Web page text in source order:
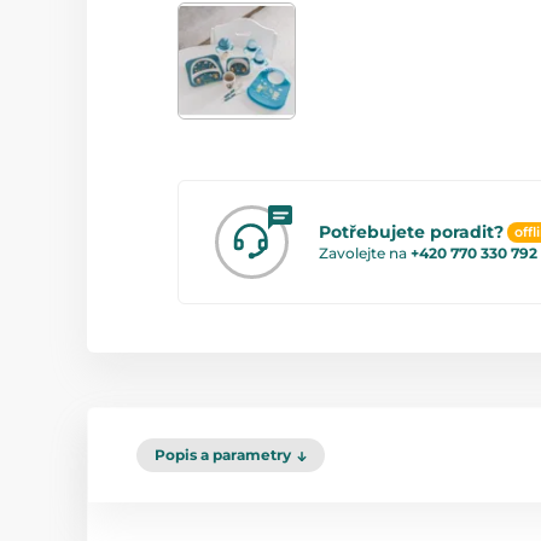
Potřebujete poradit?
Zavolejte na +420 770 330 792
Popis a parametry